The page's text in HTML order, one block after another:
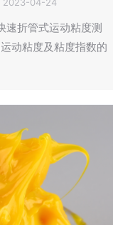
速折管式运动粘度测
动粘度及粘度指数的